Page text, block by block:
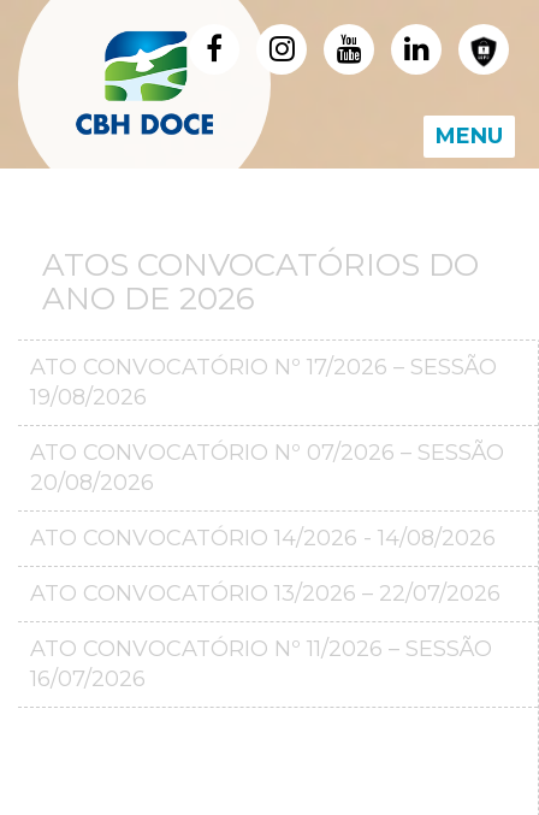
MENU
ATOS CONVOCATÓRIOS DO
ANO DE 2026
ATO CONVOCATÓRIO Nº 17/2026 – SESSÃO
19/08/2026
ATO CONVOCATÓRIO Nº 07/2026 – SESSÃO
20/08/2026
ATO CONVOCATÓRIO 14/2026 - 14/08/2026
ATO CONVOCATÓRIO 13/2026 – 22/07/2026
ATO CONVOCATÓRIO Nº 11/2026 – SESSÃO
16/07/2026